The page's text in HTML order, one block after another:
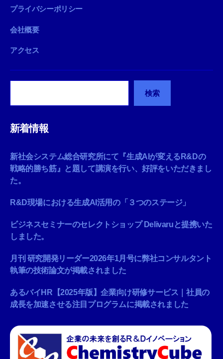
プライバシーポリシー
会社概要
アクセス
検索
新着情報
新社会システム総合研究所にて『生成AIが変えるR&Dの
戦略的勝ち筋』と題して講演を行い、好評をいただきまし
た。
R&D現場における生成AI活用の「３つのステージ」
ビジネスセミナーのセレクトショップ Delivaruと提携いた
しました。
月刊 研究開発リーダー2026年1月号に弊社コンサルタント
執筆の技術論文が掲載されました
あるバイHR【2025年版】企業向け研修サービス｜社員の
成長を加速させる注目プログラムに掲載されました